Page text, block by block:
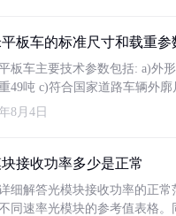
平板车的标准尺寸和载重参
板车主要技术参数包括: a)外
49吨 c)符合国家道路车辆外
8月4日
接收功率多少是正常
细解答光模块接收功率的正
同速率光模块的参考值表格